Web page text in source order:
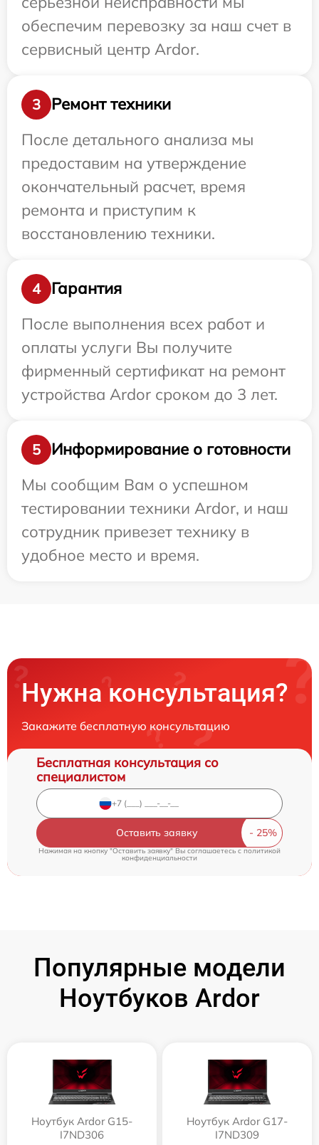
обеспечим перевозку за наш счет в
сервисный центр Ardor.
3
Ремонт техники
После детального анализа мы
предоставим на утверждение
окончательный расчет, время
ремонта и приступим к
восстановлению техники.
4
Гарантия
После выполнения всех работ и
оплаты услуги Вы получите
фирменный сертификат на ремонт
устройства Ardor сроком до 3 лет.
5
Информирование о готовности
Мы сообщим Вам о успешном
тестировании техники Ardor, и наш
сотрудник привезет технику в
удобное место и время.
Нужна консультация?
Закажите бесплатную консультацию
Бесплатная консультация со
специалистом
Оставить заявку
Нажимая на кнопку "Оставить заявку" Вы соглашаетесь cполитикой
конфиденциальности
Популярные модели
Ноутбуков Ardor
Ноутбук Ardor G15-
I7ND306
Ноутбук Ardor G17-
I7ND309